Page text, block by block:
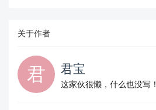
关于作者
君宝
这家伙很懒，什么也没写！